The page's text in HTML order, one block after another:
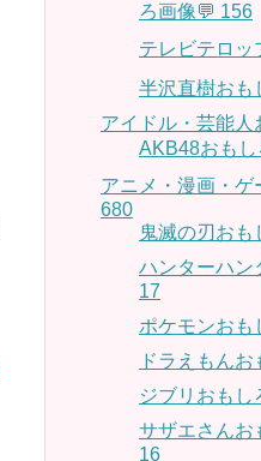
ろ画像💬 156
テレビテロ
半沢直樹おも
アイドル・芸能人
AKB48おもし
アニメ・漫画・ゲ
680
鬼滅の刃おも
ハンターハン
17
ポケモンおも
ドラえもん
ジブリおもし
サザエさんお
16